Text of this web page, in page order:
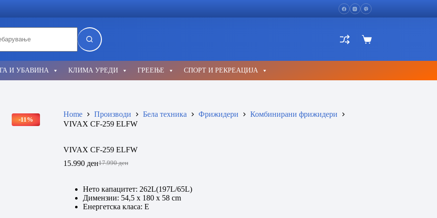
Shopping
И УБАВИНА КЛИМА УРЕДИ ГРЕЕЊЕ СПОРТ И РЕКРЕАЦИЈА
-11%
Home Производи Бела техника Фрижидери
Комбинирани фрижидери
VIVAX CF-259 ELFW
VIVAX CF-259 ELFW
17.990ден
Original
17.990 ден.
15.990 денCurrent
15.990 ден.
Нето капацитет: 262L(197L/65L)
Димензии: 54,5 x 180 х 58 cm
Енергетска класа: E